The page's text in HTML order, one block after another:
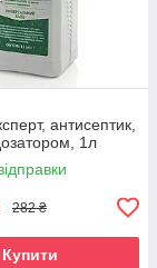
антисептик,
1л
282 ₴
Купити